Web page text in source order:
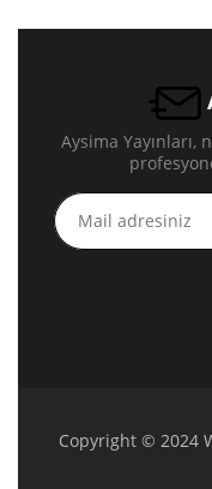
Aysima
Copyright © 2024